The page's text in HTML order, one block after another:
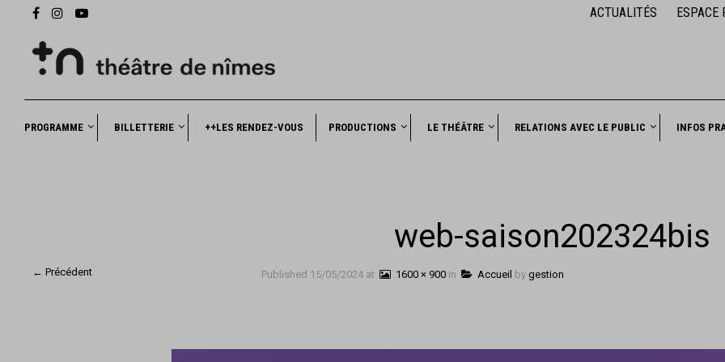
ACTUALITÉS ESPACE
PROGRAMME BILLETTERIE ++LES RENDEZ-VOUS PRODUCTIONS LE THÉÂTRE RELATIONS AVEC LE PUBLIC INFOS
web-saison202324bis
Published 15/05/2024 at 1600 × 900 in Accueil by gestion
← Précédent